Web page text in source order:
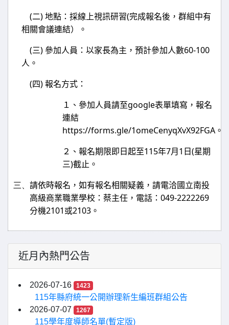
(二) 地點：採線上視訊研習(完成報名後，群組中有
相關會議連結）。
(三) 參加人員：以家長為主，預計參加人數60-100
人。
(四) 報名方式：
１、 參加人員請至google表單填寫，報名
連結
https://forms.gle/1omeCenyqXvX92FGA 。
２、報名期限即日起至115年7月 1 日 (星期
三)截止。
三、
請依時報名，如有報名相關疑義，請電洽國立南投
高級商業職業學校：蔡主任，電話： 049-2222269
分機2101 或2103 。
近月內熱門公告
2026-07-16 1423
115年縣府統一公開辦理新生編班群組公告
2026-07-07
1267
115學年度導師名單(暫定版)